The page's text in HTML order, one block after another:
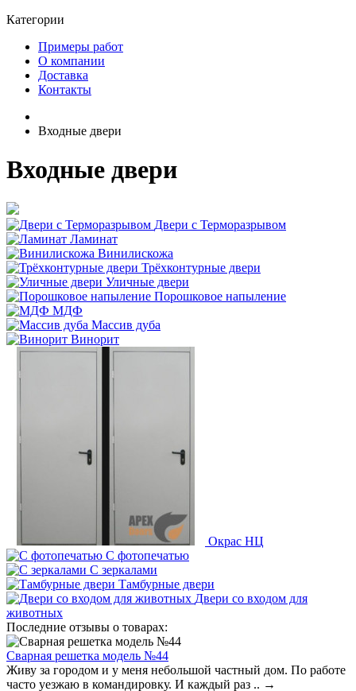
Категории
Примеры работ
О компании
Доставка
Контакты
Входные двери
Входные двери
Двери с Терморазрывом
Ламинат
Винилискожа
Трёхконтурные двери
Уличные двери
Порошковое напыление
МДФ
Массив дуба
Винорит
Окрас НЦ
С фотопечатью
С зеркалами
Тамбурные двери
Двери со входом для
животных
Последние отзывы о товарах:
Сварная решетка модель №44
Живу за городом и у меня небольшой частный дом. По работе
часто уезжаю в командировку. И каждый раз .. →